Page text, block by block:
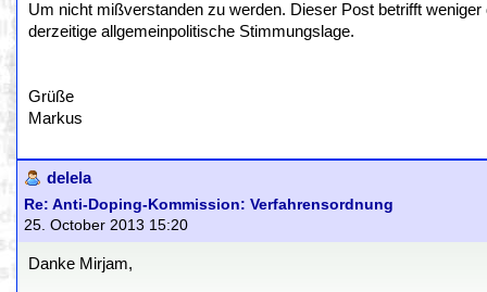
Um nicht mißverstanden zu werden. Dieser Post betrifft
derzeitige allgemeinpolitische Stimmungslage.
Grüße
Markus
delela
Re: Anti-Doping-Kommission: Verfahrensordnung
25. October 2013 15:20
Danke Mirjam,